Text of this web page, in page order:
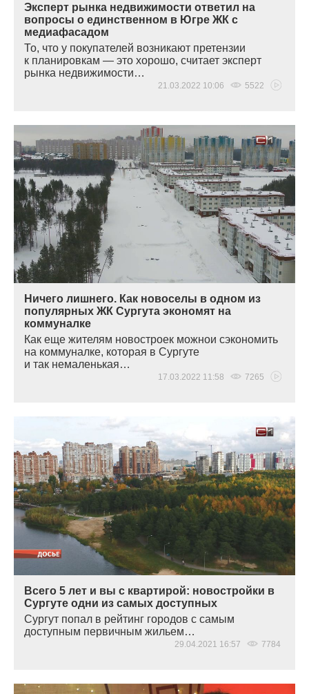
Эксперт рынка недвижимости ответил на
вопросы о единственном в Югре ЖК с
медиафасадом
То, что у покупателей возникают претензии
к планировкам — это хорошо, считает эксперт
рынка недвижимости…
21.03.2022 10:06 5522
Ничего лишнего. Как новоселы в одном из
популярных ЖК Сургута экономят на
коммуналке
Как еще жителям новостроек можнои сэкономить
на коммуналке, которая в Сургуте
и так немаленькая…
17.03.2022 11:58 7265
Всего 5 лет и вы с квартирой: новостройки в
Сургуте одни из самых доступных
Сургут попал в рейтинг городов с самым
доступным первичным жильем…
29.04.2021 16:57 7784